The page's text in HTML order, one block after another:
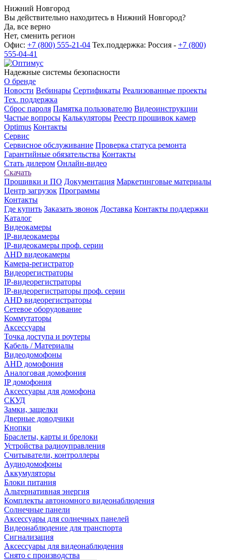
Нижний Новгород
Вы действительно находитесь в Нижний Новгород?
Да, все верно
Нет, сменить регион
Офис: +7 (800) 555-21-04 Тех.поддержка: Россия - +7 (800)
555-04-41
Надежные системы безопасности
О бренде
Новости Вебинары Сертификаты Реализованные проекты
Тех. поддержка
Сброс пароля Памятка пользователю Видеоинструкции
Частые вопросы Калькуляторы Реестр прошивок камер
Optimus Контакты
Сервис
Сервисное обслуживание Проверка статуса ремонта
Гарантийные обязательства Контакты
Стать дилером Онлайн-видео
Скачать
Прошивки и ПО Документация Маркетинговые материалы
Центр загрузок Программы
Контакты
Где купить Заказать звонок Доставка Контакты поддержки
Каталог
Видеокамеры
IP-видеокамеры
IP-видеокамеры проф. серии
AHD видеокамеры
Камера-регистратор
Видеорегистраторы
IP-видеорегистраторы
IP-видеорегистраторы проф. серии
AHD видеорегистраторы
Сетевое оборудование
Коммутаторы
Аксессуары
Точка доступа и роутеры
Кабель / Материалы
Видеодомофоны
AHD домофония
Аналоговая домофония
IP домофония
Аксессуары для домофона
СКУД
Замки, защелки
Дверные доводчики
Кнопки
Браслеты, карты и брелоки
Устройства радиоуправления
Считыватели, контроллеры
Аудиодомофоны
Аккумуляторы
Блоки питания
Альтернативная энергия
Комплекты автономного видеонаблюдения
Солнечные панели
Аксессуары для солнечных панелей
Видеонаблюдение для транспорта
Сигнализация
Аксессуары для видеонаблюдения
Снято с производства